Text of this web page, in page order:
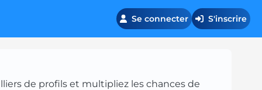
Se connecter S'inscrire
de profils et multipliez les chances de